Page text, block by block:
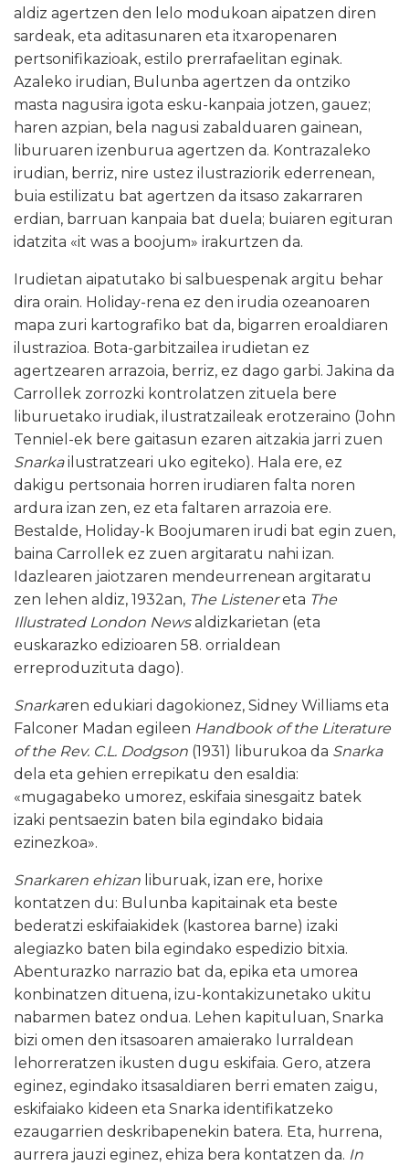
aldiz agertzen den lelo modukoan aipatzen diren
sardeak, eta aditasunaren eta itxaropenaren
pertsonifikazioak, estilo prerrafaelitan eginak.
Azaleko irudian, Bulunba agertzen da ontziko
masta nagusira igota esku-kanpaia jotzen, gauez;
haren azpian, bela nagusi zabalduaren gainean,
liburuaren izenburua agertzen da. Kontrazaleko
irudian, berriz, nire ustez ilustraziorik ederrenean,
buia estilizatu bat agertzen da itsaso zakarraren
erdian, barruan kanpaia bat duela; buiaren egituran
idatzita «it was a boojum» irakurtzen da.
Irudietan aipatutako bi salbuespenak argitu behar
dira orain. Holiday-rena ez den irudia ozeanoaren
mapa zuri kartografiko bat da, bigarren eroaldiaren
ilustrazioa. Bota-garbitzailea irudietan ez
agertzearen arrazoia, berriz, ez dago garbi. Jakina da
Carrollek zorrozki kontrolatzen zituela bere
liburuetako irudiak, ilustratzaileak erotzeraino (John
Tenniel-ek bere gaitasun ezaren aitzakia jarri zuen
Snarkailustratzeari uko egiteko). Hala ere, ez
dakigu pertsonaia horren irudiaren falta noren
ardura izan zen, ez eta faltaren arrazoia ere.
Bestalde, Holiday-k Boojumaren irudi bat egin zuen,
baina Carrollek ez zuen argitaratu nahi izan.
Idazlearen jaiotzaren mendeurrenean argitaratu
zen lehen aldiz, 1932an, The Listenereta The
Illustrated London Newsaldizkarietan (eta
euskarazko edizioaren 58. orrialdean
erreproduzituta dago).
Snarkaren edukiari dagokionez, Sidney Williams eta
Falconer Madan egileen Handbook of the Literature
of the Rev. C.L. Dodgson (1931) liburukoa da Snarka
dela eta gehien errepikatu den esaldia:
«mugagabeko umorez, eskifaia sinesgaitz batek
izaki pentsaezin baten bila egindako bidaia
ezinezkoa».
Snarkaren ehizan liburuak, izan ere, horixe
kontatzen du: Bulunba kapitainak eta beste
bederatzi eskifaiakidek (kastorea barne) izaki
alegiazko baten bila egindako espedizio bitxia.
Abenturazko narrazio bat da, epika eta umorea
konbinatzen dituena, izu-kontakizunetako ukitu
nabarmen batez ondua. Lehen kapituluan, Snarka
bizi omen den itsasoaren amaierako lurraldean
lehorreratzen ikusten dugu eskifaia. Gero, atzera
eginez, egindako itsasaldiaren berri ematen zaigu,
eskifaiako kideen eta Snarka identifikatzeko
ezaugarrien deskribapenekin batera. Eta, hurrena,
aurrera jauzi eginez, ehiza bera kontatzen da. In